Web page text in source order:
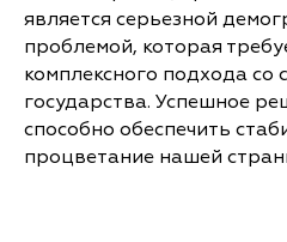
является серьезной
проблемой, которая
комплексного подхода со
государства. Успешное
способно обеспечить
процветание нашей